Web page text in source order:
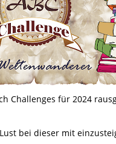
Challenges für 2024
bei dieser mit